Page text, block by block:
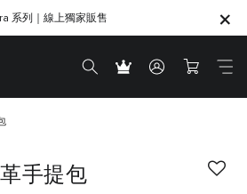
SHOP GIFTS
SHOP GIFTS
系列｜線上獨家販售
手提包